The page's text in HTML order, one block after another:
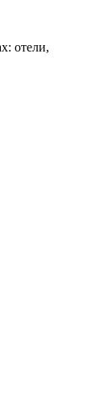
отели,